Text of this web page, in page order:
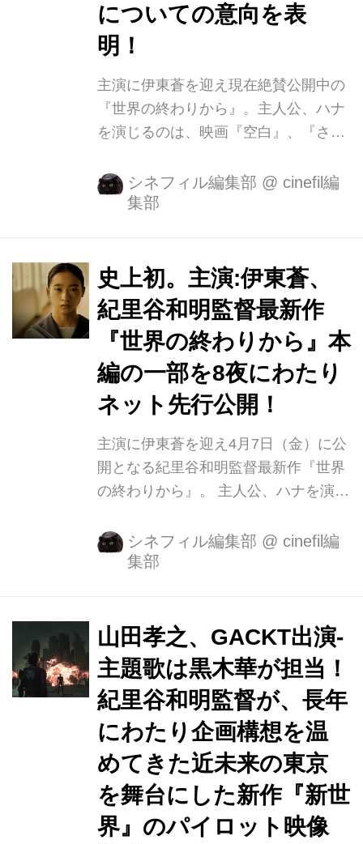
についての意向を表
明！
主演に伊東蒼を迎え現在絶賛公開中の
『世界の終わりから』。主人公、ハナ
を演じるのは、映画『空白』、『さが
画コンクール女優助演賞を受賞し、今
最も注目の女優、伊東蒼。彼女にしか
克哉、朝比奈彩、冨永愛、高橋克典、
北村一輝、夏木マリなど日本を代表す
る豪華キャストが集結し、物語を彩
る。 『CASSHERN』(04)、
『GOEMON』(09)、ハリウッド映画
『ラスト・ナイツ』(15)など数々の作
品を手掛けてきた紀里谷和明が監督・
脚本を務め、紀里谷の想いを全て注ぎ
込んだ、最新作にして最後の作品とな
って...
シネフィル編集部 @ cinefil編
集部
史上初。主演:伊東蒼、
紀里谷和明監督最新作
『世界の終わりから』本
編の一部を8夜にわたり
ネット先行公開！
主演に伊東蒼を迎え4月7日（金）に公
開となる紀里谷和明監督最新作『世界
の終わりから』。 主人公、ハナを演じ
ど話題作に出演、第77回毎日映画コン
クール女優助演賞を受賞し、今最も注
大の姿を体現する。共演に毎熊克哉、
朝比奈彩、冨永愛、高橋克典、北村一
輝、夏木マリなど日本を代表する豪華
キャストが集結し、物語を彩る。
『CASSHERN』(04)、『GOEMON』
(09)、ハリウッド映画『ラスト・ナイ
ツ』(15)など数々の作品を手掛けてき
た紀里谷和明が監督・脚本を務め、紀
里谷の想いを全て注ぎ込んだ...
シネフィル編集部 @ cinefil編
集部
山田孝之、GACKT出演-
主題歌は黒木華が担当！
紀里谷和明監督が、長年
にわたり企画構想を温
めてきた近未来の東京
を舞台にした新作『新世
界』のパイロット映像